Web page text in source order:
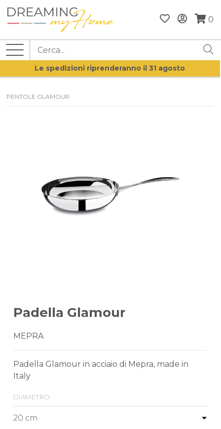
0
Le spedizioni riprenderanno il 31 agosto
PENTOLE GLAMOUR
Padella Glamour
MEPRA
Padella Glamour in acciaio di Mepra, made in
Italy
diametro